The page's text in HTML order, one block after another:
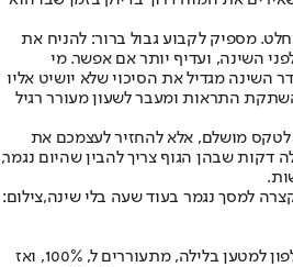
מספיק לקבוע גבול ברור: להניח את
השינה, ועדיף יותר אם אפשר. מי
השינה מגדיל את הסיכוי שלא יושיט אליו
התראות ומעבר לשעון מעורר רגיל
לטקס מושלם, אלא להחזיר לעצמכם את
דקות שבהן הגוף צריך להבין שהיום נגמר,
למסך נגמר בעוד שעה בלי שינה,צילום:
רבים מאיתנו מחברים את הטלפון למטען בלילה, מתעוררים ל, 100%, ואז